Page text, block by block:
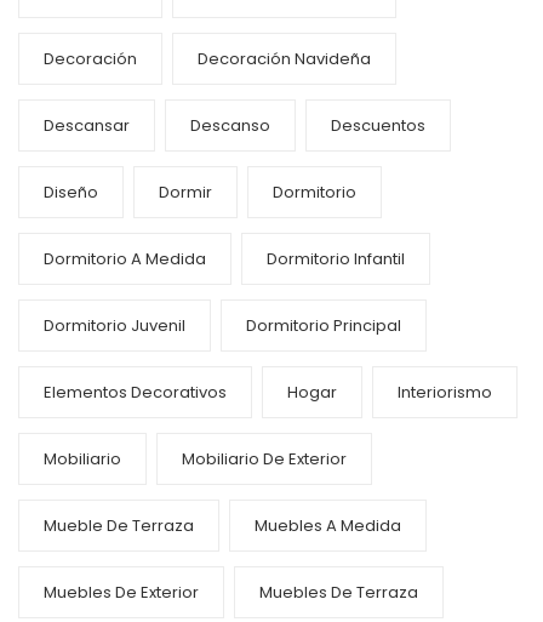
Decoración Decoración Navideña
Descansar Descanso Descuentos
Diseño Dormir Dormitorio
Dormitorio A Medida Dormitorio Infantil
Dormitorio Juvenil Dormitorio Principal
Elementos Decorativos Hogar Interiorismo
Mobiliario Mobiliario De Exterior
Mueble De Terraza Muebles A Medida
Muebles De Exterior Muebles De Terraza